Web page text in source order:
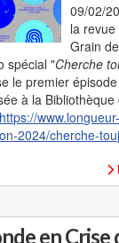
09/02/
la
Grain
spécial "Cherche
le premier
à la Bibliothèque
https://www.longueur-
2024/cherche-
en Crise